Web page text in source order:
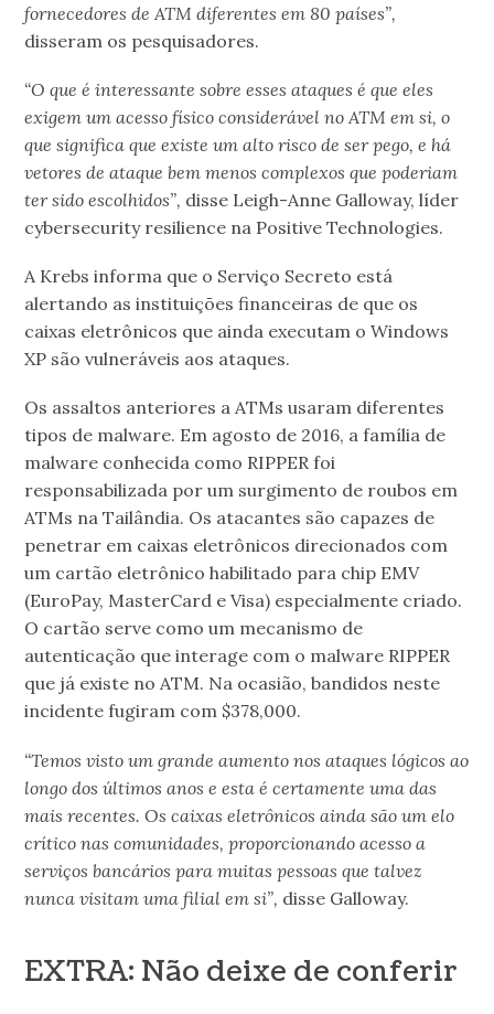
fornecedores de ATM diferentes em 80 países”,
disseram os pesquisadores.
“O que é interessante sobre esses ataques é que eles
exigem um acesso físico considerável no ATM em si, o
que significa que existe um alto risco de ser pego, e há
vetores de ataque bem menos complexos que poderiam
ter sido escolhidos”, disse Leigh-Anne Galloway, líder
cybersecurity resilience na Positive Technologies.
A Krebs informa que o Serviço Secreto está
alertando as instituições financeiras de que os
caixas eletrônicos que ainda executam o Windows
XP são vulneráveis aos ataques.
Os assaltos anteriores a ATMs usaram diferentes
tipos de malware. Em agosto de 2016, a família de
malware conhecida como RIPPER foi
responsabilizada por um surgimento de roubos em
ATMs na Tailândia. Os atacantes são capazes de
penetrar em caixas eletrônicos direcionados com
um cartão eletrônico habilitado para chip EMV
(EuroPay, MasterCard e Visa) especialmente criado.
O cartão serve como um mecanismo de
autenticação que interage com o malware RIPPER
que já existe no ATM. Na ocasião, bandidos neste
incidente fugiram com $378,000.
“Temos visto um grande aumento nos ataques lógicos ao
longo dos últimos anos e esta é certamente uma das
mais recentes. Os caixas eletrônicos ainda são um elo
crítico nas comunidades, proporcionando acesso a
serviços bancários para muitas pessoas que talvez
nunca visitam uma filial em si”, disse Galloway.
EXTRA: Não deixe de conferir